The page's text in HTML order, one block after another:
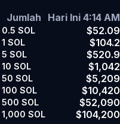
Jumlah
Hari Ini 4:14 AM
0.5 SOL $52.09
1 SOL $104.2
5 SOL $520.9
10 SOL $1,042
50 SOL $5,209
100 SOL $10,420
500 SOL $52,090
1,000 SOL $104,200